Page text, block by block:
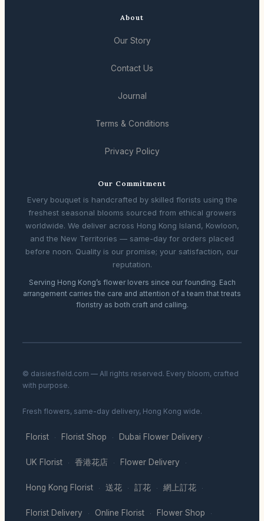
About
Our Story
Contact Us
Journal
Terms & Conditions
Privacy Policy
Our Commitment
Every bouquet is handcrafted by skilled florists using the
freshest seasonal blooms sourced from ethical growers
worldwide. We deliver across Hong Kong Island, Kowloon,
and the New Territories — same-day for orders placed
before noon. Quality is our promise; your satisfaction, our
reputation.
Serving Hong Kong’s flower lovers since our founding. Each
arrangement carries the care and attention of a team that treats
floristry as both craft and calling.
© daisiesfield.com — All rights reserved. Every bloom, crafted
with purpose.
Fresh flowers, same-day delivery, Hong Kong wide.
Florist · Florist Shop · Dubai Flower Delivery ·
UK Florist · 香港花店 · Flower Delivery ·
Hong Kong Florist · 送花 · 訂花 · 網上訂花 ·
Florist Delivery · Online Florist · Flower Shop ·